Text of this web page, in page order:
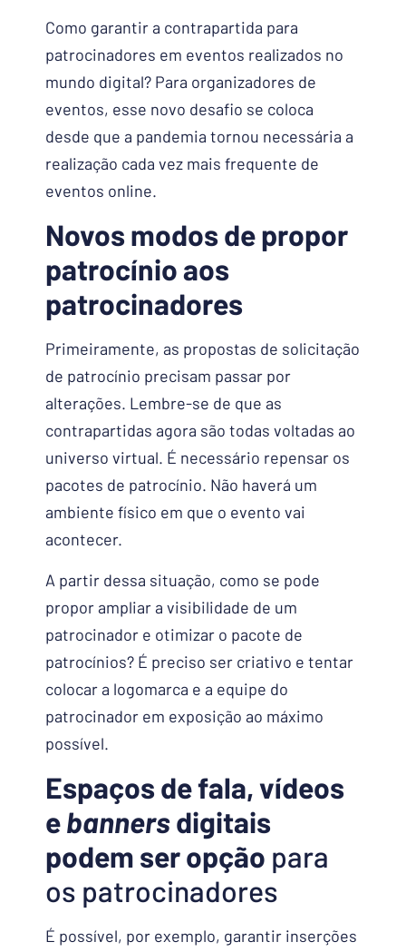
Como garantir a contrapartida para
patrocinadores em eventos realizados no
mundo digital? Para organizadores de
eventos, esse novo desafio se coloca
desde que a pandemia tornou necessária a
realização cada vez mais frequente de
eventos online.
Novos modos de propor
patrocínio aos
patrocinadores
Primeiramente, as propostas de solicitação
de patrocínio precisam passar por
alterações. Lembre-se de que as
contrapartidas agora são todas voltadas ao
universo virtual. É necessário repensar os
pacotes de patrocínio. Não haverá um
ambiente físico em que o evento vai
acontecer.
A partir dessa situação, como se pode
propor ampliar a visibilidade de um
patrocinador e otimizar o pacote de
patrocínios? É preciso ser criativo e tentar
colocar a logomarca e a equipe do
patrocinador em exposição ao máximo
possível.
Espaços de fala, vídeos
ebannersdigitais
podem ser opção para
os patrocinadores
É possível, por exemplo, garantir inserções